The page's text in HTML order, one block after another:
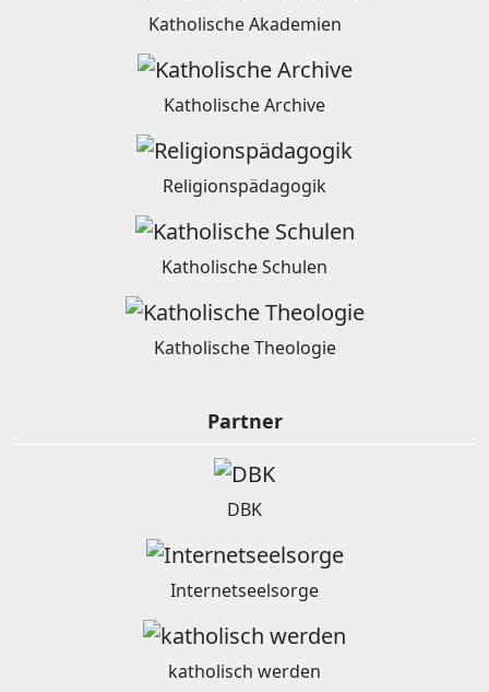
Katholische Akademien
Katholische Archive
Religionspädagogik
Katholische Schulen
Katholische Theologie
Partner
DBK
Internetseelsorge
katholisch werden